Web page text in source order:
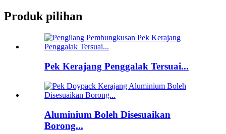
Produk pilihan
Pek Kerajang Penggalak Tersuai...
Aluminium Boleh Disesuaikan
Borong...